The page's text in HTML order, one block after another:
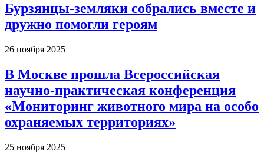
Бурзянцы-земляки собрались вместе и
дружно помогли героям
26 ноября 2025
В Москве прошла Всероссийская
научно-практическая конференция
«Мониторинг животного мира на особо
охраняемых территориях»
25 ноября 2025